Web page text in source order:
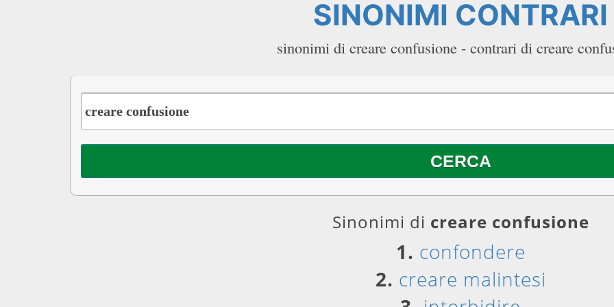
SINONIMI CONTRARI
sinonimi di creare confusione - contrari di creare
Sinonimi di creare confusione
1. confondere
2. creare malintesi